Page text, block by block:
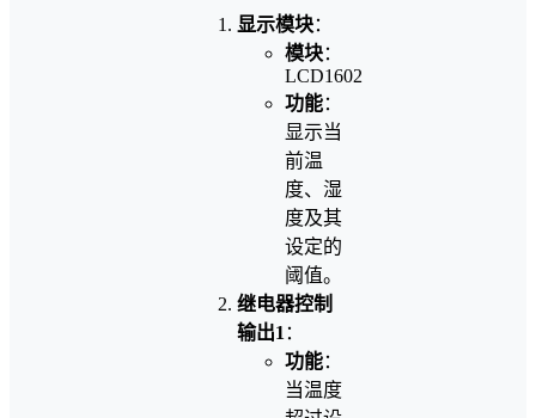
显示模块：
模块：
LCD1602
功能：
显示当
前温
度、湿
度及其
设定的
阈值。
继电器控制
输出1 ：
功能：
当温度